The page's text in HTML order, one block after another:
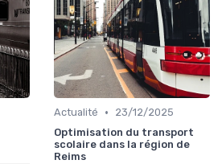
Actualité •
23/12/2025
Optimisation du transport
scolaire dans la région de
Reims